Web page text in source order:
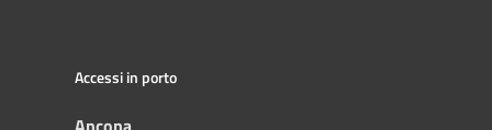
Accessi in porto